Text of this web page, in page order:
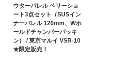
ウターバレル ベリーショ
ート3点セット（SUSイン
ナーバレル 120mm、Wホ
ールドチャンバーパッキ
ン） / 東京マルイ VSR-10
★限定販売！